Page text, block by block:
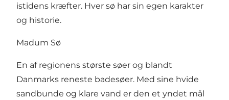
istidens kræfter. Hver sø har sin egen karakter
og historie.
Madum Sø
En af regionens største søer og blandt
Danmarks reneste badesøer. Med sine hvide
sandbunde og klare vand er den et yndet mål